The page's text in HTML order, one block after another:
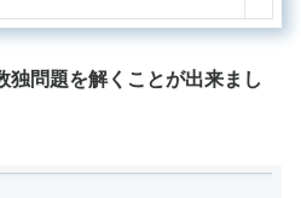
独問題を解くことが出来まし